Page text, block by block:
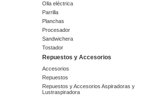
Olla eléctrica
Parrilla
Planchas
Procesador
Sandwichera
Tostador
Repuestos y Accesorios
Accesorios
Repuestos
Repuestos y Accesorios Aspiradoras y
Lustraspiradora